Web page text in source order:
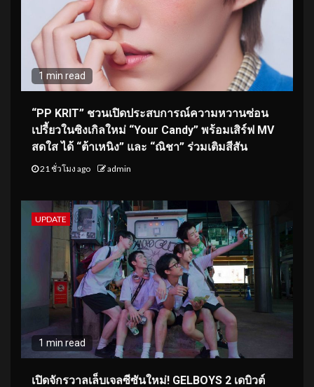
1 min read
“PP KRIT” ชวนเปิดประสบการณ์ความหวานซ่อน
เปรี้ยวในซิงเกิลใหม่ “Your Candy” พร้อมเสิร์ฟ MV
สดใส ได้ “ต้าเหนิง” และ “ณิชา” ร่วมเติมสีสัน
21 ชั่วโมง ago admin
UPDATE
1 min read
เปิดจักรวาลเล็บเจลซีซันใหม่! GELBOYS 2 เดบิวต์